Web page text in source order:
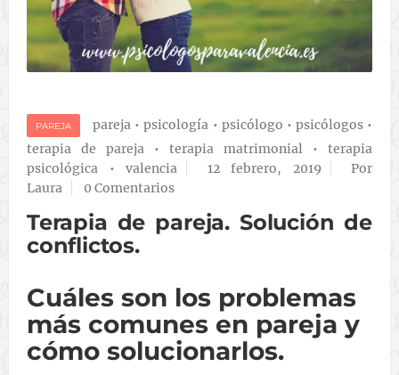
PAREJA pareja •psicología • psicólogo • psicólogos•
terapia de pareja • terapia matrimonial • terapia
psicológica • valencia 12 febrero, 2019
Por
Laura
0 Comentarios
Terapia de pareja. Solución de
conflictos.
Cuáles son los problemas
más comunes en pareja y
cómo solucionarlos.